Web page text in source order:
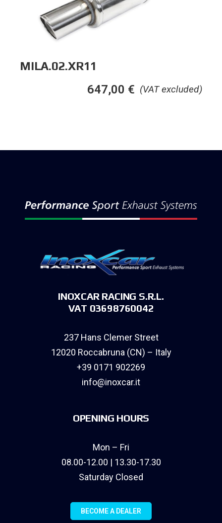
MILA.02.XR11
(VAT excluded)
647,00 €
INOXCAR RACING S.R.L.
VAT 03698760042
237 Hans Clemer Street
12020 Roccabruna (CN) – Italy
+39 0171 902269
info@inoxcar.it
OPENING HOURS
Mon – Fri
08.00-12.00 | 13.30-17.30
Saturday Closed
BECOME A DEALER